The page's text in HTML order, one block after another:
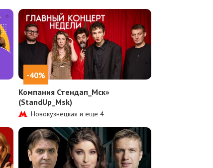
-40%
Компания Стендап_Мск»
(StandUp_Msk)
Новокузнецкая и еще4